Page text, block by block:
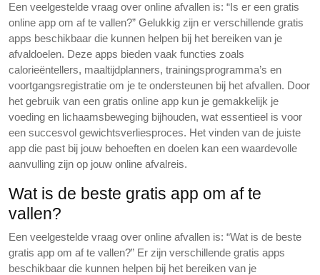
Een veelgestelde vraag over online afvallen is: “Is er een gratis
online app om af te vallen?” Gelukkig zijn er verschillende gratis
apps beschikbaar die kunnen helpen bij het bereiken van je
afvaldoelen. Deze apps bieden vaak functies zoals
calorieëntellers, maaltijdplanners, trainingsprogramma’s en
voortgangsregistratie om je te ondersteunen bij het afvallen. Door
het gebruik van een gratis online app kun je gemakkelijk je
voeding en lichaamsbeweging bijhouden, wat essentieel is voor
een succesvol gewichtsverliesproces. Het vinden van de juiste
app die past bij jouw behoeften en doelen kan een waardevolle
aanvulling zijn op jouw online afvalreis.
Wat is de beste gratis app om af te
vallen?
Een veelgestelde vraag over online afvallen is: “Wat is de beste
gratis app om af te vallen?” Er zijn verschillende gratis apps
beschikbaar die kunnen helpen bij het bereiken van je